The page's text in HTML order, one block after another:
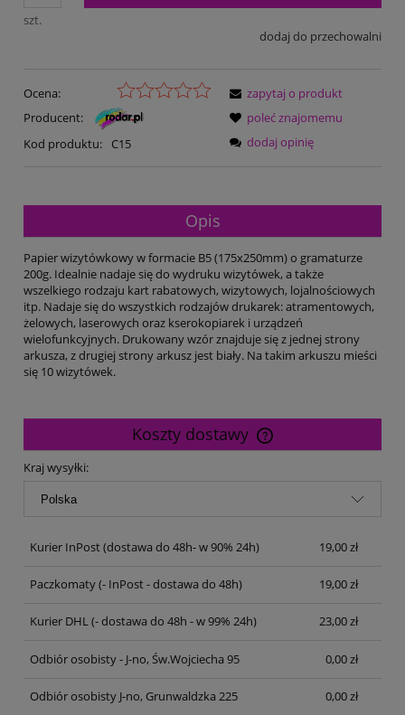
szt.
dodaj do przechowalni
Ocena:
Producent:
Kod produktu:
C15
zapytaj o produkt
poleć znajomemu
dodaj opinię
Opis
Papier wizytówkowy w formacie B5 (175x250mm) o gramaturze
200g. Idealnie nadaje się do wydruku wizytówek, a także
wszelkiego rodzaju kart rabatowych, wizytowych, lojalnościowych
itp. Nadaje się do wszystkich rodzajów drukarek: atramentowych,
żelowych, laserowych oraz kserokopiarek i urządzeń
wielofunkcyjnych. Drukowany wzór znajduje się z jednej strony
arkusza, z drugiej strony arkusz jest biały. Na takim arkuszu mieści
się 10 wizytówek.
Koszty dostawy
Cena nie zawiera ewentualnych kosztów płatności
Kraj wysyłki:
Kurier InPost(dostawa do 48h- w 90% 24h) 19,00 zł
Paczkomaty(- InPost - dostawa do 48h) 19,00 zł
Kurier DHL(- dostawa do 48h - w 99% 24h) 23,00 zł
Odbiór osobisty - J-no, Św.Wojciecha 95 0,00 zł
Odbiór osobisty J-no, Grunwaldzka 225 0,00 zł